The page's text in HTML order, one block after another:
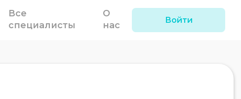
Все
специалисты
О
нас Войти